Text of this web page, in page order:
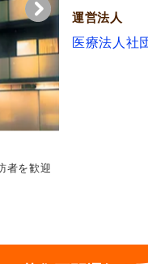
者を歓迎
運営法人
医療法人社